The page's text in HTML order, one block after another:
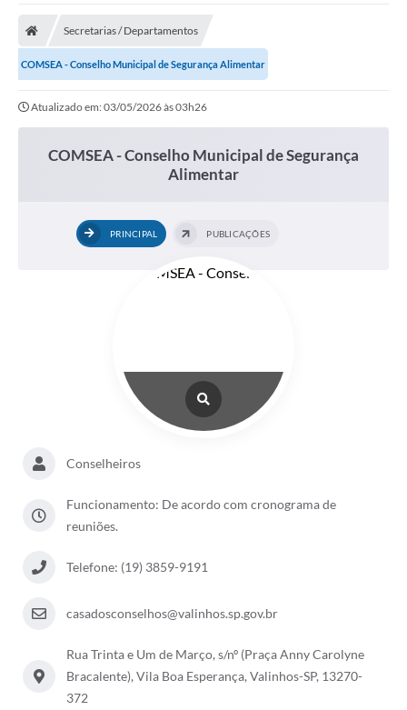
Secretarias
Legislação
Programa Famílias Fortes
Carta de Serviços
Conselhos Municipais
Secretarias / Departamentos
COMSEA - Conselho Municipal de Segurança Alimentar
Atualizado em: 03/05/2026 às 03h26
COMSEA - Conselho Municipal de Segurança
Alimentar
PRINCIPAL PUBLICAÇÕES
Conselheiros
Funcionamento: De acordo com cronograma de
reuniões.
Telefone: (19) 3859-9191
casadosconselhos@valinhos.sp.gov.br
Rua Trinta e Um de Março, s/nº (Praça Anny Carolyne
Bracalente), Vila Boa Esperança, Valinhos-SP, 13270-
372